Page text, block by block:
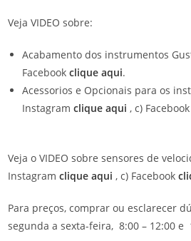
Veja VIDEO sobre:
Acabamento dos instrumentos
Facebook clique aqui.
Acessorios e Opcionais para os
Instagram clique aqui , c) Facebook
Veja o VIDEO sobre sensores de
Instagram clique aqui , c) Facebook
Para preços, comprar ou esclarecer
segunda a sexta-feira, 8:00 – 12:00 e